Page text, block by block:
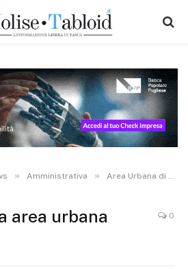
» Amministrativa » Area Urbana di Termoli, riunita la cabina di regia: 17 mln di euro per finanziare 24 progetti
area urbana
0